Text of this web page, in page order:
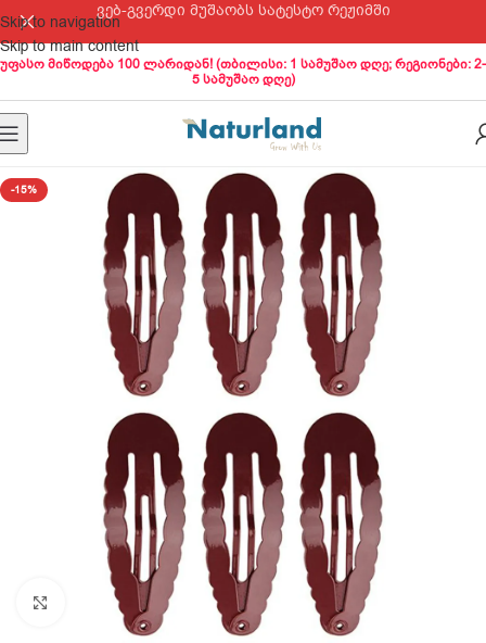
Skip to navigation
Skip to main content
ვებ-გვერდი მუშაობს სატესტო რეჟიმში
უფასო მიწოდება 100 ლარიდან! (თბილისი: 1 სამუშაო დღე; რეგიონები: 2-
5 სამუშაო დღე)
-15%
გადიდება